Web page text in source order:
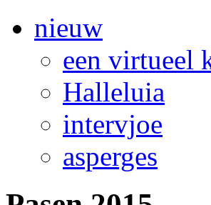
nieuw
een virtueel
Halleluia
intervjoe
asperges